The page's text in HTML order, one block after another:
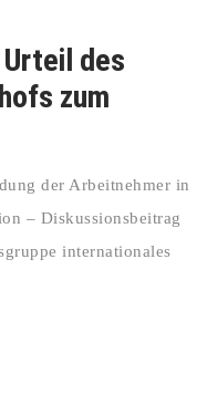
des
zum
der Arbeitnehmer in
– Diskussionsbeitrag
internationales